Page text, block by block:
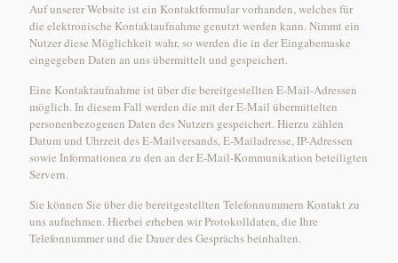
Auf unserer Website ist ein Kontaktformular vorhanden, welches für
die elektronische Kontaktaufnahme genutzt werden kann. Nimmt ein
Nutzer diese Möglichkeit wahr, so werden die in der Eingabemaske
eingegeben Daten an uns übermittelt und gespeichert.
Eine Kontaktaufnahme ist über die bereitgestellten E-Mail-Adressen
möglich. In diesem Fall werden die mit der E-Mail übermittelten
personenbezogenen Daten des Nutzers gespeichert. Hierzu zählen
Datum und Uhrzeit des E-Mailversands, E-Mailadresse, IP-Adressen
sowie Informationen zu den an der E-Mail-Kommunikation beteiligten
Servern.
Sie können Sie über die bereitgestellten Telefonnummern Kontakt zu
uns aufnehmen. Hierbei erheben wir Protokolldaten, die Ihre
Telefonnummer und die Dauer des Gesprächs beinhalten.